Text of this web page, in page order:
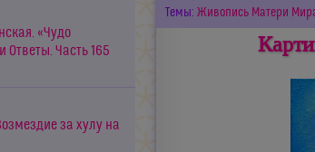
«Чудо
Ответы. Часть 165
за хулу на
Темы: Живопись Матери